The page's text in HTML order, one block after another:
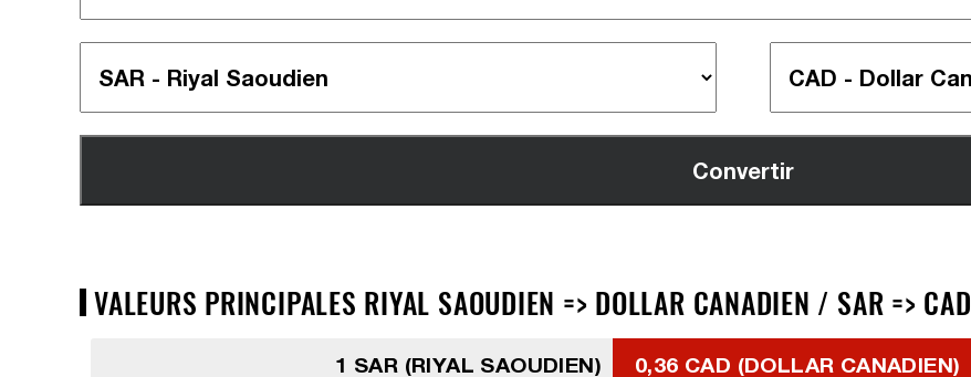
VALEURS PRINCIPALES RIYAL SAOUDIEN => DOLLAR CANADIEN / SAR => CAD
1 SAR (RIYAL SAOUDIEN) 0,36 CAD (DOLLAR CANADIEN)